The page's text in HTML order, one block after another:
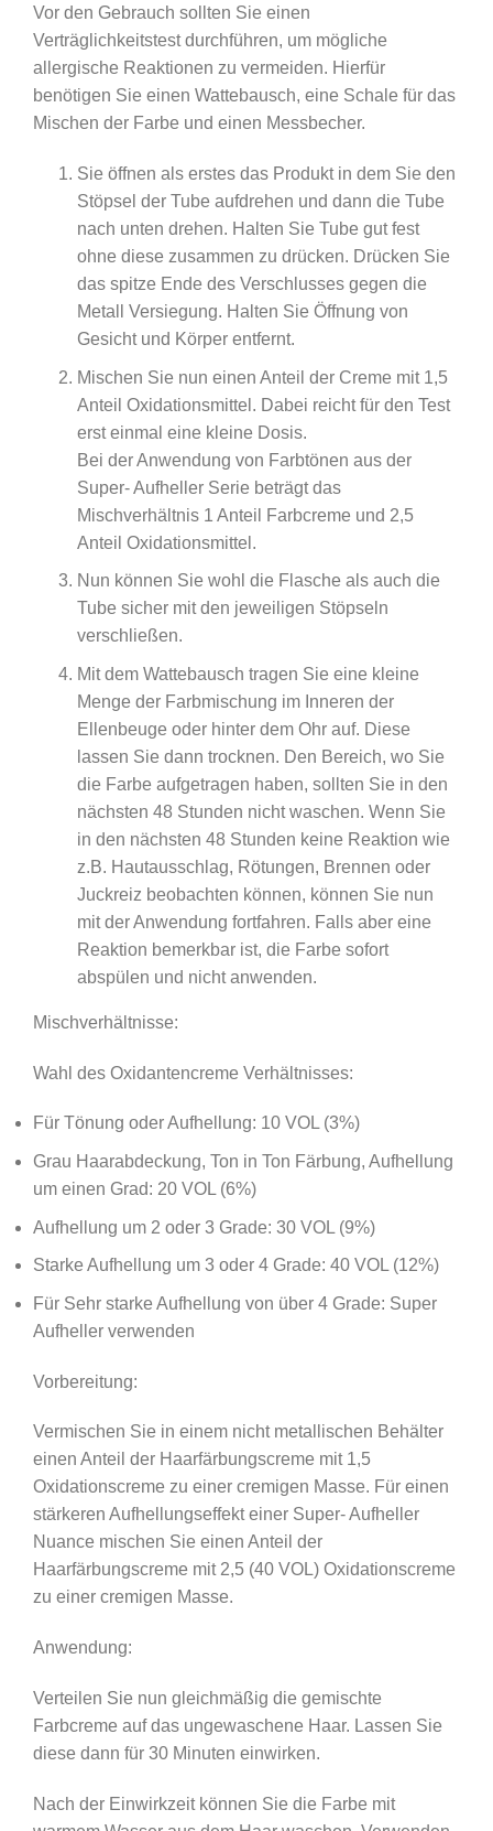
Vor den Gebrauch sollten Sie einen
Verträglichkeitstest durchführen, um mögliche
allergische Reaktionen zu vermeiden. Hierfür
benötigen Sie einen Wattebausch, eine Schale für das
Mischen der Farbe und einen Messbecher.
Sie öffnen als erstes das Produkt in dem Sie den
Stöpsel der Tube aufdrehen und dann die Tube
nach unten drehen. Halten Sie Tube gut fest
ohne diese zusammen zu drücken. Drücken Sie
das spitze Ende des Verschlusses gegen die
Metall Versiegung. Halten Sie Öffnung von
Gesicht und Körper entfernt.
Mischen Sie nun einen Anteil der Creme mit 1,5
Anteil Oxidationsmittel. Dabei reicht für den Test
erst einmal eine kleine Dosis.
Bei der Anwendung von Farbtönen aus der
Super- Aufheller Serie beträgt das
Mischverhältnis 1 Anteil Farbcreme und 2,5
Anteil Oxidationsmittel.
Nun können Sie wohl die Flasche als auch die
Tube sicher mit den jeweiligen Stöpseln
verschließen.
Mit dem Wattebausch tragen Sie eine kleine
Menge der Farbmischung im Inneren der
Ellenbeuge oder hinter dem Ohr auf. Diese
lassen Sie dann trocknen. Den Bereich, wo Sie
die Farbe aufgetragen haben, sollten Sie in den
nächsten 48 Stunden nicht waschen. Wenn Sie
in den nächsten 48 Stunden keine Reaktion wie
z.B. Hautausschlag, Rötungen, Brennen oder
Juckreiz beobachten können, können Sie nun
mit der Anwendung fortfahren. Falls aber eine
Reaktion bemerkbar ist, die Farbe sofort
abspülen und nicht anwenden.
Mischverhältnisse:
Wahl des Oxidantencreme Verhältnisses:
Für Tönung oder Aufhellung: 10 VOL (3%)
Grau Haarabdeckung, Ton in Ton Färbung, Aufhellung
um einen Grad: 20 VOL (6%)
Aufhellung um 2 oder 3 Grade: 30 VOL (9%)
Starke Aufhellung um 3 oder 4 Grade: 40 VOL (12%)
Für Sehr starke Aufhellung von über 4 Grade: Super
Aufheller verwenden
Vorbereitung:
Vermischen Sie in einem nicht metallischen Behälter
einen Anteil der Haarfärbungscreme mit 1,5
Oxidationscreme zu einer cremigen Masse. Für einen
stärkeren Aufhellungseffekt einer Super- Aufheller
Nuance mischen Sie einen Anteil der
Haarfärbungscreme mit 2,5 (40 VOL) Oxidationscreme
zu einer cremigen Masse.
Anwendung:
Verteilen Sie nun gleichmäßig die gemischte
Farbcreme auf das ungewaschene Haar. Lassen Sie
diese dann für 30 Minuten einwirken.
Nach der Einwirkzeit können Sie die Farbe mit